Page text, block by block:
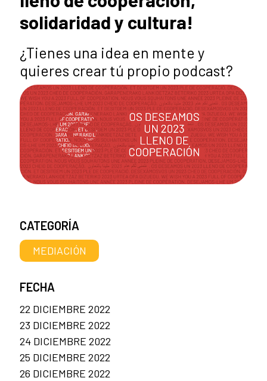
solidaridad y cultura!
¿Tienes una idea en mente y
quieres crear tú propio podcast?
CATEGORÍA
MEDIACIÓN
FECHA
22 DICIEMBRE 2022
23 DICIEMBRE 2022
24 DICIEMBRE 2022
25 DICIEMBRE 2022
26 DICIEMBRE 2022